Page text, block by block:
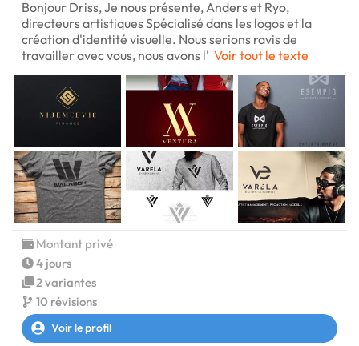
Bonjour Driss, Je nous présente, Anders et Ryo,
directeurs artistiques Spécialisé dans les logos et la
création d'identité visuelle. Nous serions ravis de
travailler avec vous, nous avons l' Voir tout le texte
Montant privé
4 jours
2 variantes
10 révisions
Voir le profil